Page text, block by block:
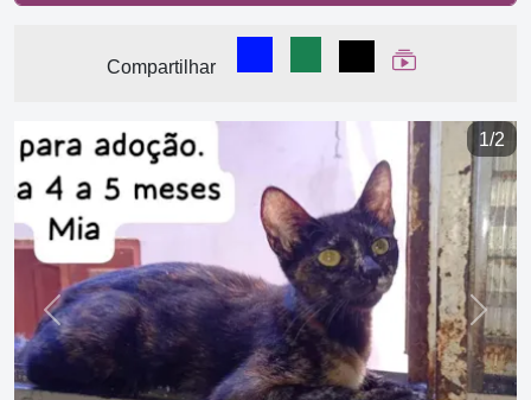
Compartilhar
Compartilhar no Facebook
Compartilhar no
Compartilhar
Ver Web Story
1/2
Previous Next